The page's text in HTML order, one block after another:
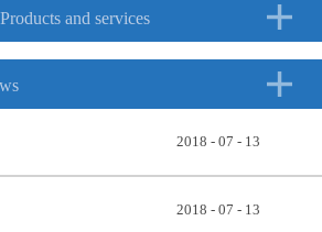
Products and services
2018 - 07 - 13
2018 - 07 - 13